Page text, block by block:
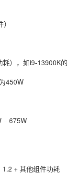
耗），如i9-13900K的
450W
= 675W
+ 其他组件功耗